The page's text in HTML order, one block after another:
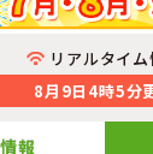
リアルタイ
8月9日4時5分
報